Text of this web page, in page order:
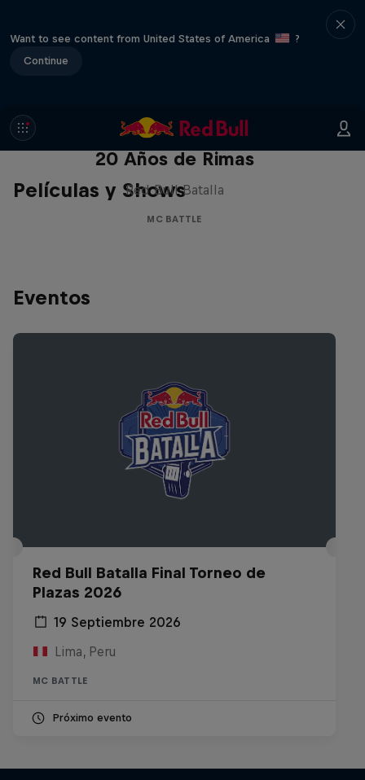
Want to see content from United States of America
?
Continue
Películas y Shows
Red Bull Batalla Nueva Historia:
20 Años de Rimas
Red Bull Batalla
MC BATTLE
Eventos
Red Bull Batalla Final Torneo de
Plazas 2026
19 Septiembre 2026
Lima, Peru
MC BATTLE
Próximo evento